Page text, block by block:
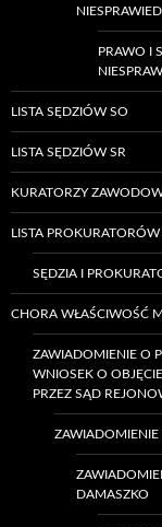
PRAWO I
LISTA SĘDZIÓW SO
LISTA SĘDZIÓW SR
KURATORZY
LISTA PROKURATORÓW
SĘDZIA I
CHORA WŁAŚCIWOŚĆ
ZAWIADOMIENIE O
WNIOSEK O
PRZEZ SĄD
ZAWIADOMIENIE
DAMASZKO